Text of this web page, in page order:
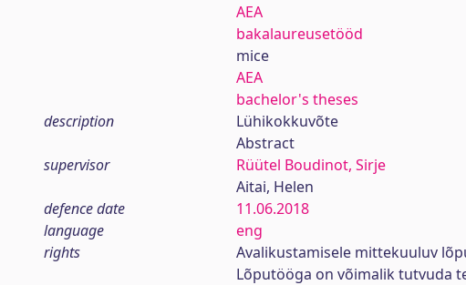
AEA
bakalaureusetööd
mice
AEA
bachelor's theses
description
Lühikokkuvõte
Abstract
supervisor
Rüütel Boudinot, Sirje
Aitai, Helen
defence date
11.06.2018
language
eng
rights
Avalikustamisele mittekuuluv
Lõputööga on võimalik tutvuda